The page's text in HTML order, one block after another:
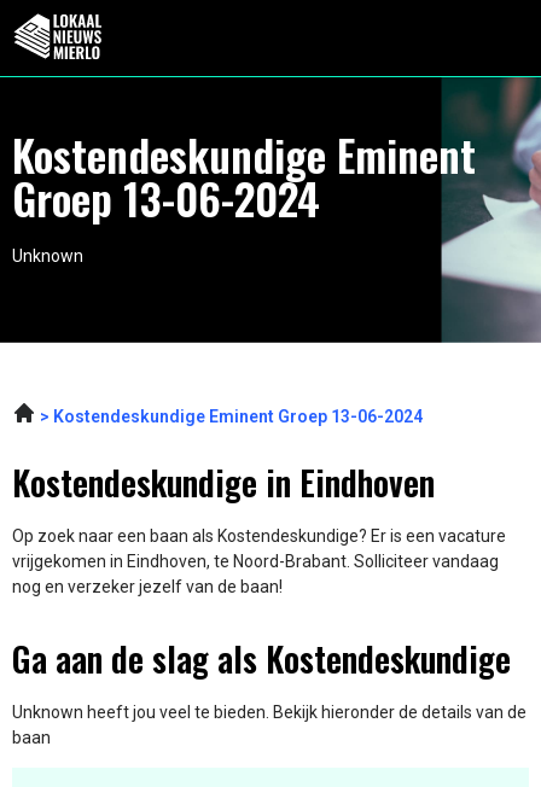
Kostendeskundige Eminent
Groep 13-06-2024
Unknown
Kostendeskundige Eminent Groep 13-06-2024
Kostendeskundige in Eindhoven
Op zoek naar een baan als Kostendeskundige? Er is een vacature
vrijgekomen in Eindhoven, te Noord-Brabant. Solliciteer vandaag
nog en verzeker jezelf van de baan!
Ga aan de slag als Kostendeskundige
Unknown heeft jou veel te bieden. Bekijk hieronder de details van de
baan